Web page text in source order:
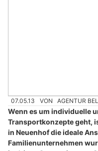
07.05.13 VON AGENTUR
Wenn es um individuelle
Transportkonzepte geht,
in Neuenhof die ideale
Familienunternehmen